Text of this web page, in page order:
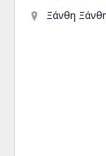
Ξάνθη